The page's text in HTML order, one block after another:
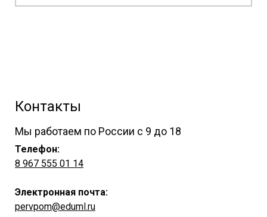
Контакты
Мы работаем по России с 9 до 18
Телефон:
8 967 555 01 14
Электронная почта:
pervpom@eduml.ru